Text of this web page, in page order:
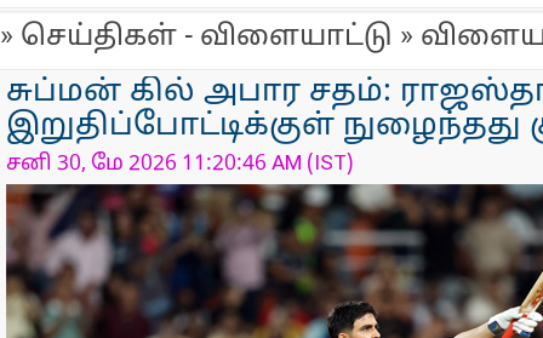
» செய்திகள் - விளையாட்டு »
சுப்மன் கில் அபார சதம்:
இறுதிப்போட்டிக்குள் நுழைந்தது
சனி 30, மே 2026 11:20:46 AM (IST)